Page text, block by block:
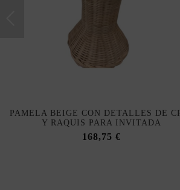
PAMELA BEIGE CON DETALLES DE
Y RAQUIS PARA INVITADA
168,75 €